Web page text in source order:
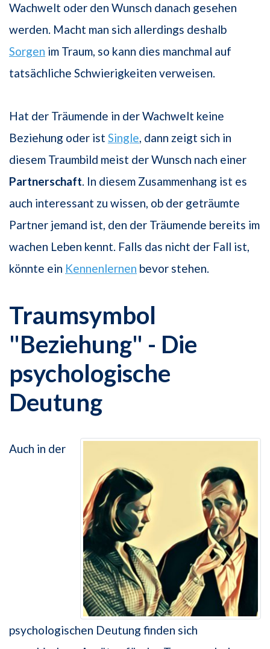
Wachwelt oder den Wunsch danach gesehen
werden. Macht man sich allerdings deshalb
Sorgen im Traum, so kann dies manchmal auf
tatsächliche Schwierigkeiten verweisen.
Hat der Träumende in der Wachwelt keine
Beziehung oder ist Single, dann zeigt sich in
diesem Traumbild meist der Wunsch nach einer
Partnerschaft. In diesem Zusammenhang ist es
auch interessant zu wissen, ob der geträumte
Partner jemand ist, den der Träumende bereits im
wachen Leben kennt. Falls das nicht der Fall ist,
könnte ein Kennenlernen bevor stehen.
Traumsymbol
"Beziehung" - Die
psychologische
Deutung
Auch in der
psychologischen Deutung finden sich